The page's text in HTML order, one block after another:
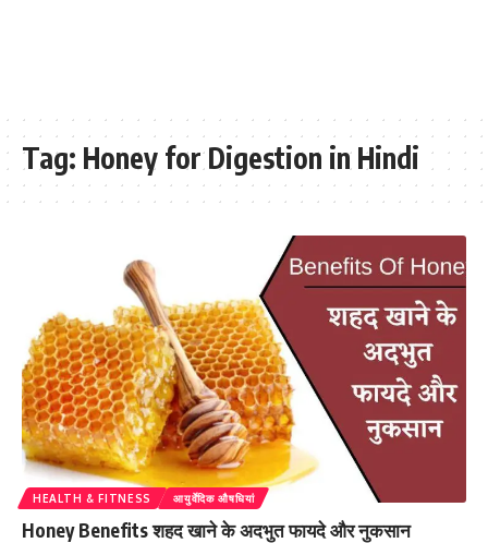
Tag: Honey for Digestion in Hindi
HEALTH & FITNESS आयुर्वेदिक औषधियां
Honey Benefits शहद खाने के अदभुत फायदे और नुकसान